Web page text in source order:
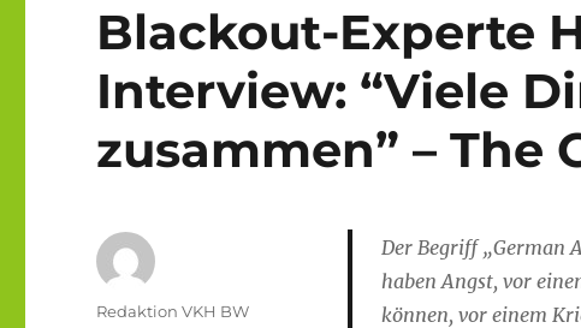
Blackout-Experte
Interview: “Viele
zusammen” – The
Der Begriff „German
haben Angst, vor
können, vor einem
Autor
Redaktion VKH BW